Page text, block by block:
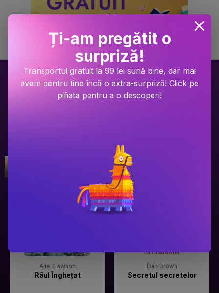
Ariel Lawhon
Râul Înghețat
#2Gala Premilor Literare Bookzone
2025
Dan Brown
Secretul secretelor
Ți-am pregătit o
surpriză!
Transportul gratuit la 99 lei sună bine, dar mai
avem pentru tine încă o extra-surpriză! Click pe
piñata pentru a o descoperi!